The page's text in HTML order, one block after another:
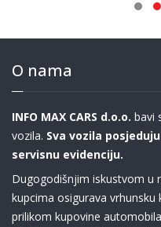
O nama
INFO MAX CARS d.o.o. bavi
vozila. Sva vozila
servisnu evidenciju.
Dugogodišnjim iskustvom u
kupcima osigurava
prilikom kupovine